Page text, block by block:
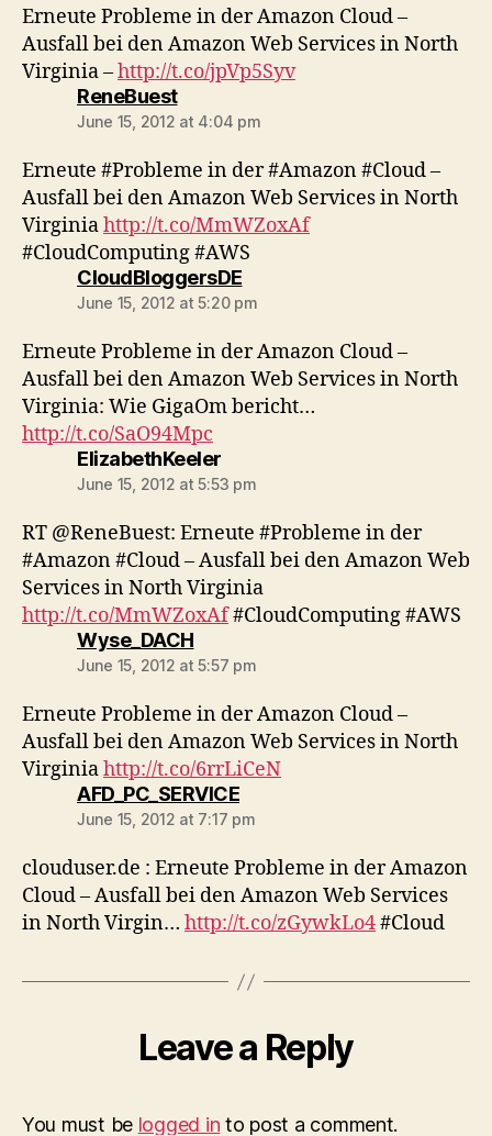
Erneute Probleme in der Amazon Cloud –
Ausfall bei den Amazon Web Services in North
Virginia –http://t.co/jpVp5Syv
ReneBuestsays:
June 15, 2012 at 4:04 pm
Erneute #Probleme in der #Amazon #Cloud –
Ausfall bei den Amazon Web Services in North
Virginiahttp://t.co/MmWZoxAf
#CloudComputing #AWS
CloudBloggersDEsays:
June 15, 2012 at 5:20 pm
Erneute Probleme in der Amazon Cloud –
Ausfall bei den Amazon Web Services in North
Virginia: Wie GigaOm bericht…
http://t.co/SaO94Mpc
ElizabethKeelersays:
June 15, 2012 at 5:53 pm
RT @ReneBuest: Erneute #Probleme in der
#Amazon #Cloud – Ausfall bei den Amazon Web
Services in North Virginia
http://t.co/MmWZoxAf#CloudComputing #AWS
Wyse_DACHsays:
June 15, 2012 at 5:57 pm
Erneute Probleme in der Amazon Cloud –
Ausfall bei den Amazon Web Services in North
Virginiahttp://t.co/6rrLiCeN
AFD_PC_SERVICEsays:
June 15, 2012 at 7:17 pm
clouduser.de : Erneute Probleme in der Amazon
Cloud – Ausfall bei den Amazon Web Services
in North Virgin… http://t.co/zGywkLo4#Cloud
Leave a Reply
You must be logged in to post a comment.